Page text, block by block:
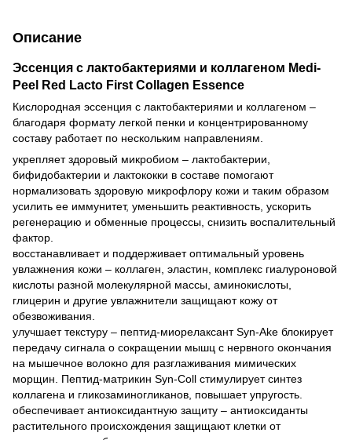
Описание
Эссенция с лактобактериями и коллагеном Medi-
Peel Red Lacto First Collagen Essence
Кислородная эссенция с лактобактериями и коллагеном –
благодаря формату легкой пенки и концентрированному
составу работает по нескольким направлениям.
укрепляет здоровый микробиом – лактобактерии,
бифидобактерии и лактококки в составе помогают
нормализовать здоровую микрофлору кожи и таким образом
усилить ее иммунитет, уменьшить реактивность, ускорить
регенерацию и обменные процессы, снизить воспалительный
фактор.
восстанавливает и поддерживает оптимальный уровень
увлажнения кожи – коллаген, эластин, комплекс гиалуроновой
кислоты разной молекулярной массы, аминокислоты,
глицерин и другие увлажнители защищают кожу от
обезвоживания.
улучшает текстуру – пептид-миорелаксант Syn-Ake блокирует
передачу сигнала о сокращении мышц с нервного окончания
на мышечное волокно для разглаживания мимических
морщин. Пептид-матрикин Syn-Coll стимулирует синтез
коллагена и гликозаминогликанов, повышает упругость.
обеспечивает антиоксидантную защиту – антиоксиданты
растительного происхождения защищают клетки от